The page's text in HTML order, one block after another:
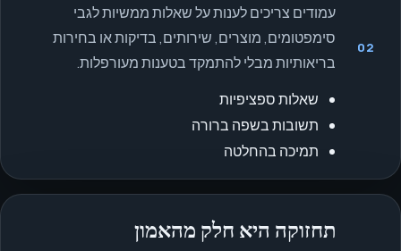
02
עמודים צריכים לענות על שאלות ממשיות לגבי
סימפטומים, מוצרים, שירותים, בדיקות או בחירות
בריאותיות מבלי להתמקד בטענות מעורפלות.
שאלות ספציפיות
תשובות בשפה ברורה
תמיכה בהחלטה
תחזוקה היא חלק מהאמון